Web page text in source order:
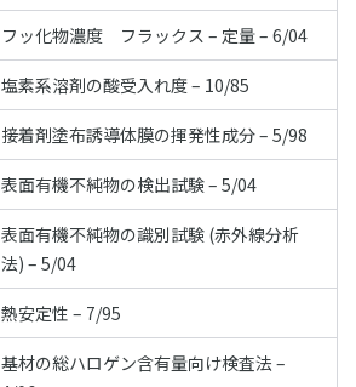
フッ化物濃度 フラックス – 定量 – 6/04
塩素系溶剤の酸受入れ度 – 10/85
接着剤塗布誘導体膜の揮発性成分 – 5/98
表面有機不純物の検出試験 – 5/04
表面有機不純物の識別試験 (赤外線分析
法) – 5/04
熱安定性 – 7/95
基材の総ハロゲン含有量向け検査法 –